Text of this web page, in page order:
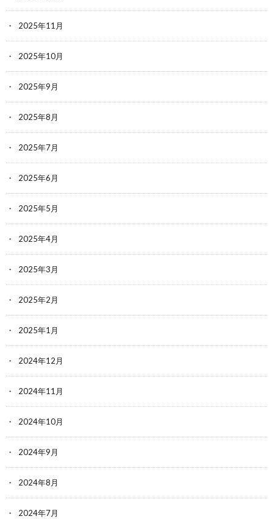
2025年11月
2025年10月
2025年9月
2025年8月
2025年7月
2025年6月
2025年5月
2025年4月
2025年3月
2025年2月
2025年1月
2024年12月
2024年11月
2024年10月
2024年9月
2024年8月
2024年7月